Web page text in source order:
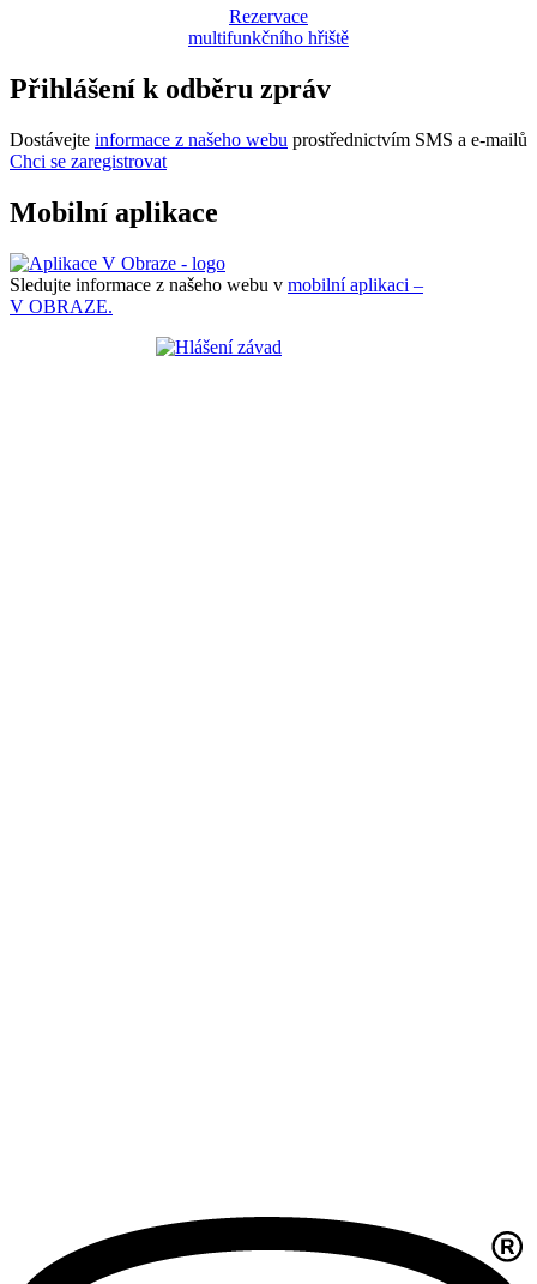
Rezervace
multifunkčního hřiště
Přihlášení k odběru zpráv
Dostávejte informace z našeho webu prostřednictvím SMS a e-mailů
Chci se zaregistrovat
Mobilní aplikace
Sledujte informace z našeho webu v mobilní aplikaci –
V OBRAZE.